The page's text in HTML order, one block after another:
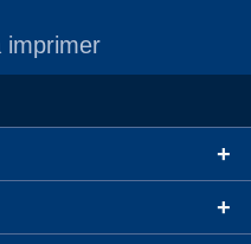
imprimer
+
+